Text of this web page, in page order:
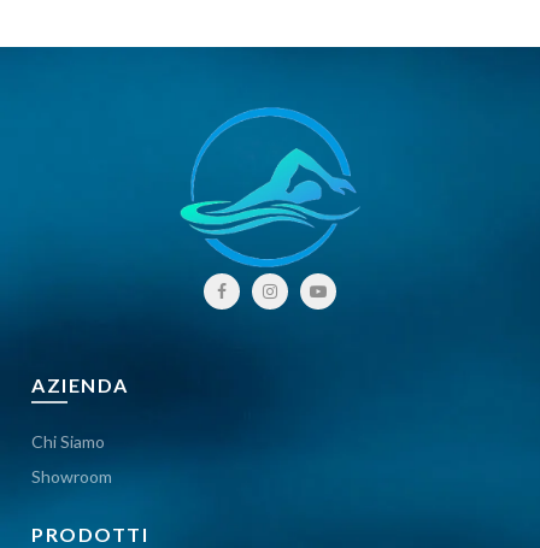
AZIENDA
Chi Siamo
Showroom
PRODOTTI